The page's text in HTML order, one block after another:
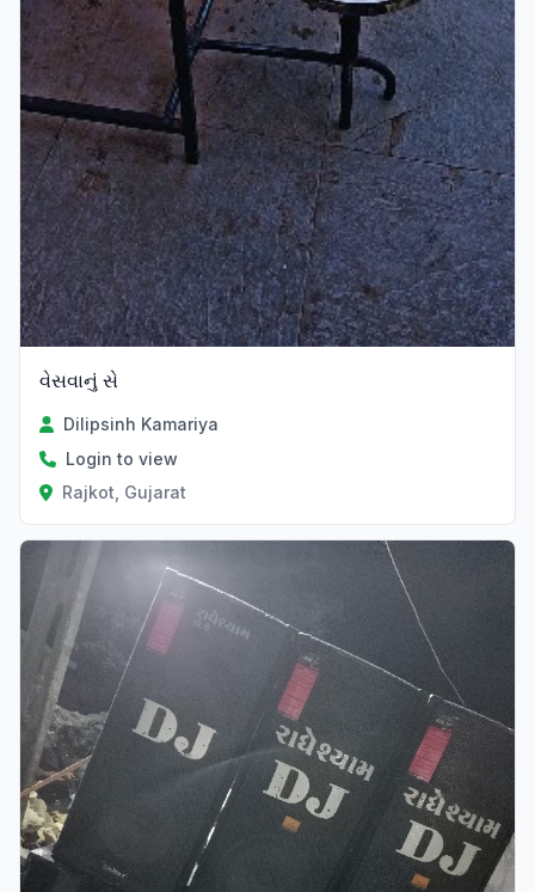
વેસવાનું સે
Dilipsinh Kamariya
Login to view
Rajkot, Gujarat